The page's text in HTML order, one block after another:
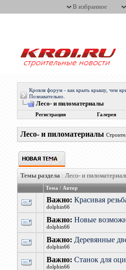
В избранное
Кровля форум - как крыть крышу, чем
Познавательно.
Лесо- и пиломатериалы
Регистрация Галерея
Лесо- и пиломатериалы
Темы раздела: Лесо- и
Тема / Автор
Важно: Красивая
dolphin66
Важно: Новые
dolphin66
Важно: Деревянные
dolphin66
Важно: Станок для
dolphin66